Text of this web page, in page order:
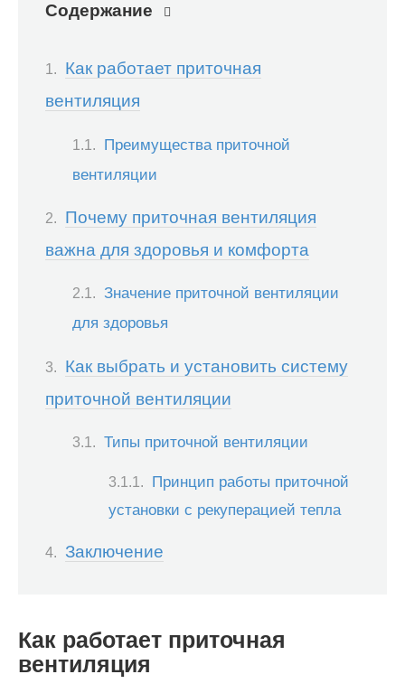
Содержание
Как работает приточная
вентиляция
Преимущества приточной
вентиляции
Почему приточная вентиляция
важна для здоровья и комфорта
Значение приточной вентиляции
для здоровья
Как выбрать и установить систему
приточной вентиляции
Типы приточной вентиляции
Принцип работы приточной
установки с рекуперацией тепла
Заключение
Как работает приточная
вентиляция